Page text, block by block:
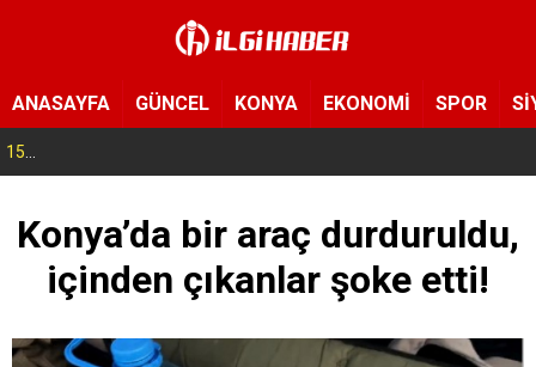
ANASAYFA GÜNCEL KONYA EKONOMİ SPOR
15:39
Konya’da bir araç durduruldu,
içinden çıkanlar şoke etti!